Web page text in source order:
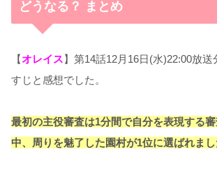
どうなる？ まとめ
【オレイス】第14話12月16日(水)22:00放
すじと感想でした。
最初の主役審査は1分間で自分を表現する
中、周りを魅了した園村が1位に選ばれまし